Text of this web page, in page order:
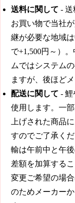
送料に関して - 送
お買い物で当社
継が必要な地域
で+1,500円～）
ムではシステムの
ますが、後ほど
配送に関して - 鯉
使用します。一
上げされた商品
すのでご了承く
輸は午前中と午
差額を加算する
変更ご希望の場
のためメーカー